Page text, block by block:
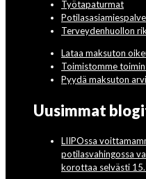
Työtapaturmat
Terveydenhuollon
Lataa maksuton
Toimistomme
Pyydä maksuton
Uusimmat
LIIPOssa
potilasvahingossa
korottaa selvästi